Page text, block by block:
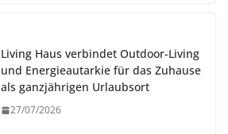
Living Haus verbindet Outdoor-Living
und Energieautarkie für das Zuhause
als ganzjährigen Urlaubsort
27/07/2026